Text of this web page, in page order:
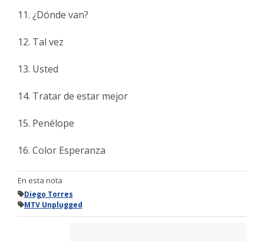
11. ¿Dónde van?
12. Tal vez
13. Usted
14. Tratar de estar mejor
15. Penélope
16. Color Esperanza
En esta nota
Diego Torres
MTV Unplugged